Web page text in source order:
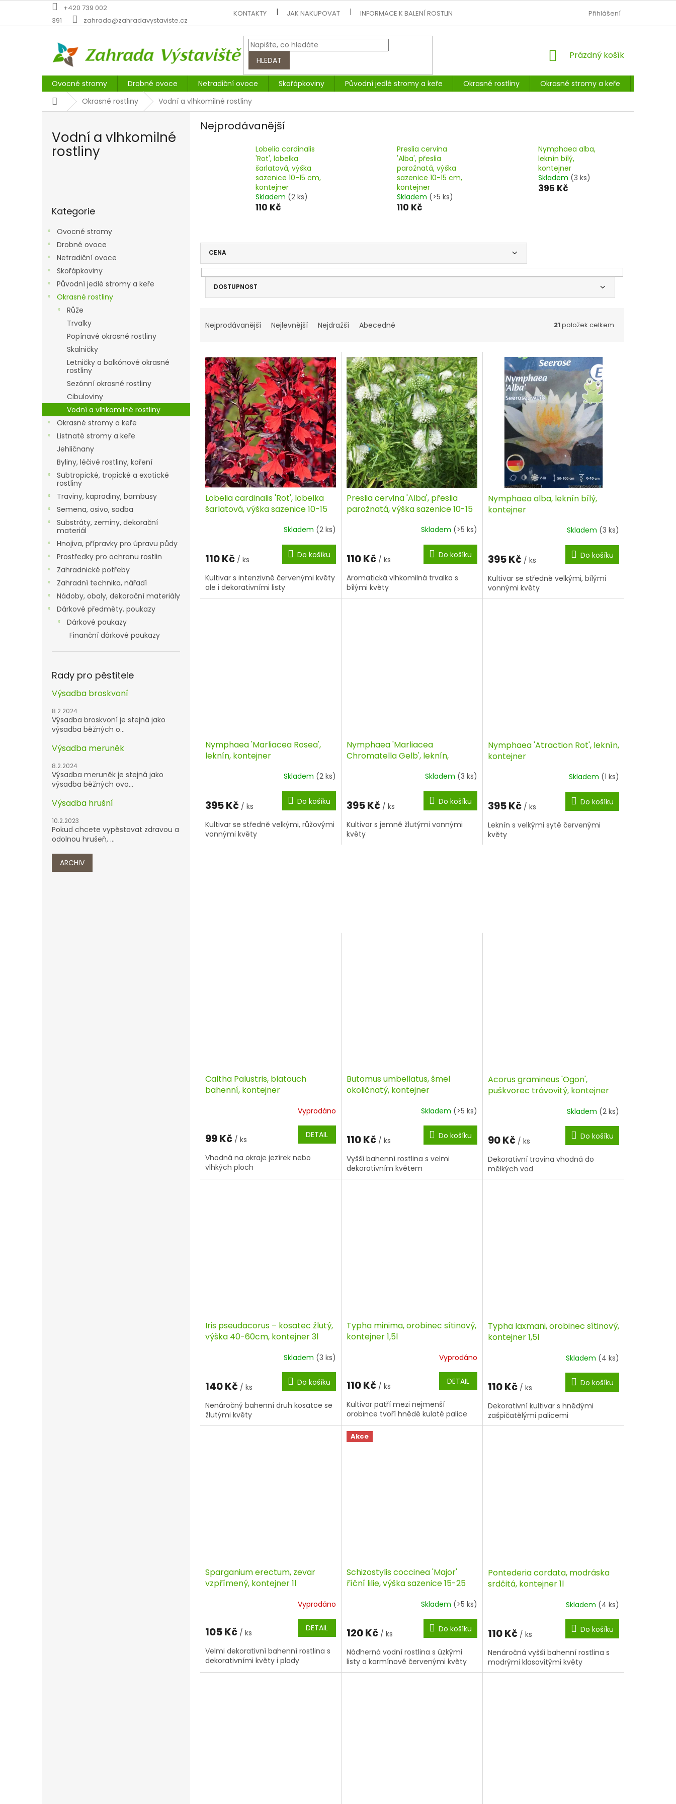
obsah
+420 739 002
391
zahrada@zahradavystaviste.cz
KONTAKTY JAK NAKUPOVAT INFORMACE K BALENÍ ROSTLIN PODMÍNKY OCHRANY OSOBNÍCH
Přihlášení
HLEDAT
NÁKUPNÍ
Prázdný košík
Ovocné stromy Drobné ovoce Netradiční ovoce Skořápkoviny Původní jedlé stromy a keře Okrasné rostliny Okrasné stromy a keře
DomůOkrasné rostliny Vodní a vlhkomilné rostliny
Vodní a vlhkomilné
rostliny
kategorie
Kategorie
Ovocné stromy
Drobné ovoce
Netradiční ovoce
Skořápkoviny
Původní jedlé stromy a keře
Okrasné rostliny
Růže
Trvalky
Popínavé okrasné rostliny
Skalničky
Letničky a balkónové okrasné
rostliny
Sezónní okrasné rostliny
Cibuloviny
Vodní a vlhkomilné rostliny
Okrasné stromy a keře
Listnaté stromy a keře
Jehličnany
Byliny, léčivé rostliny, koření
Subtropické, tropické a exotické
rostliny
Traviny, kapradiny, bambusy
Semena, osivo, sadba
Substráty, zeminy, dekorační
materiál
Hnojiva, přípravky pro úpravu půdy
Prostředky pro ochranu rostlin
Zahradnické potřeby
Zahradní technika, nářadí
Nádoby, obaly, dekorační materiály
Dárkové předměty, poukazy
Dárkové poukazy
Finanční dárkové poukazy
Rady pro pěstitele
Výsadba broskvoní
8.2.2024
Výsadba broskvoní je stejná jako
výsadba běžných o...
Výsadba meruněk
8.2.2024
Výsadba meruněk je stejná jako
výsadba běžných ovo...
Výsadba hrušní
10.2.2023
Pokud chcete vypěstovat zdravou a
odolnou hrušeň, ...
ARCHIV
Nejprodávanější
Lobelia cardinalis
'Rot', lobelka
šarlatová, výška
sazenice 10-15 cm,
kontejner
Skladem (2 ks)
110 Kč
Preslia cervina
'Alba', přeslia
parožnatá, výška
sazenice 10-15 cm,
kontejner
Skladem (>5 ks)
110 Kč
Nymphaea alba,
leknín bílý,
kontejner
Skladem (3 ks)
395 Kč
CENA
DOSTUPNOST
p
o
d
u
ů
a
n
p
o
d
u
ů
Nejprodávanější Nejlevnější Nejdražší Abecedně 21položek celkem
Lobelia cardinalis 'Rot', lobelka
šarlatová, výška sazenice 10-15
Skladem (2 ks)
110 Kč / ks Do košíku
Kultivar s intenzivně červenými květy
ale i dekorativními listy
Preslia cervina 'Alba', přeslia
parožnatá, výška sazenice 10-15
Skladem (>5 ks)
110 Kč / ks Do košíku
Aromatická vlhkomilná trvalka s
bílými květy
Nymphaea alba, leknín bílý,
kontejner
Skladem (3 ks)
395 Kč / ks Do košíku
Kultivar se středně velkými, bílými
vonnými květy
Nymphaea 'Marliacea Rosea',
leknín, kontejner
Skladem (2 ks)
395 Kč / ks Do košíku
Kultivar se středně velkými, růžovými
vonnými květy
Nymphaea 'Marliacea
Chromatella Gelb', leknín,
Skladem (3 ks)
395 Kč / ks Do košíku
Kultivar s jemně žlutými vonnými
květy
Nymphaea 'Atraction Rot', leknín,
kontejner
Skladem (1 ks)
395 Kč / ks Do košíku
Leknín s velkými sytě červenými
květy
Caltha Palustris, blatouch
bahenní, kontejner
Vyprodáno
99 Kč / ks DETAIL
Vhodná na okraje jezírek nebo
vlhkých ploch
Butomus umbellatus, šmel
okoličnatý, kontejner
Skladem (>5 ks)
110 Kč / ks Do košíku
Vyšší bahenní rostlina s velmi
dekorativním květem
Acorus gramineus 'Ogon',
puškvorec trávovitý, kontejner
Skladem (2 ks)
90 Kč / ks Do košíku
Dekorativní travina vhodná do
mělkých vod
Iris pseudacorus – kosatec žlutý,
výška 40-60cm, kontejner 3l
Skladem (3 ks)
140 Kč / ks Do košíku
Nenáročný bahenní druh kosatce se
žlutými květy
Typha minima, orobinec sítinový,
kontejner 1,5l
Vyprodáno
110 Kč / ks DETAIL
Kultivar patří mezi nejmenší
orobince tvoří hnědé kulaté palice
Typha laxmani, orobinec sítinový,
kontejner 1,5l
Skladem (4 ks)
110 Kč / ks Do košíku
Dekorativní kultivar s hnědými
zašpičatělými palicemi
Sparganium erectum, zevar
vzpřímený, kontejner 1l
Vyprodáno
105 Kč / ks DETAIL
Velmi dekorativní bahenní rostlina s
dekorativními květy i plody
Akce
Schizostylis coccinea 'Major'
říční lilie, výška sazenice 15-25
Skladem (>5 ks)
120 Kč / ks Do košíku
Nádherná vodní rostlina s úzkými
listy a karmínově červenými květy
Pontederia cordata, modráska
srdčitá, kontejner 1l
Skladem (4 ks)
110 Kč / ks Do košíku
Nenáročná vyšší bahenní rostlina s
modrými klasovitými květy